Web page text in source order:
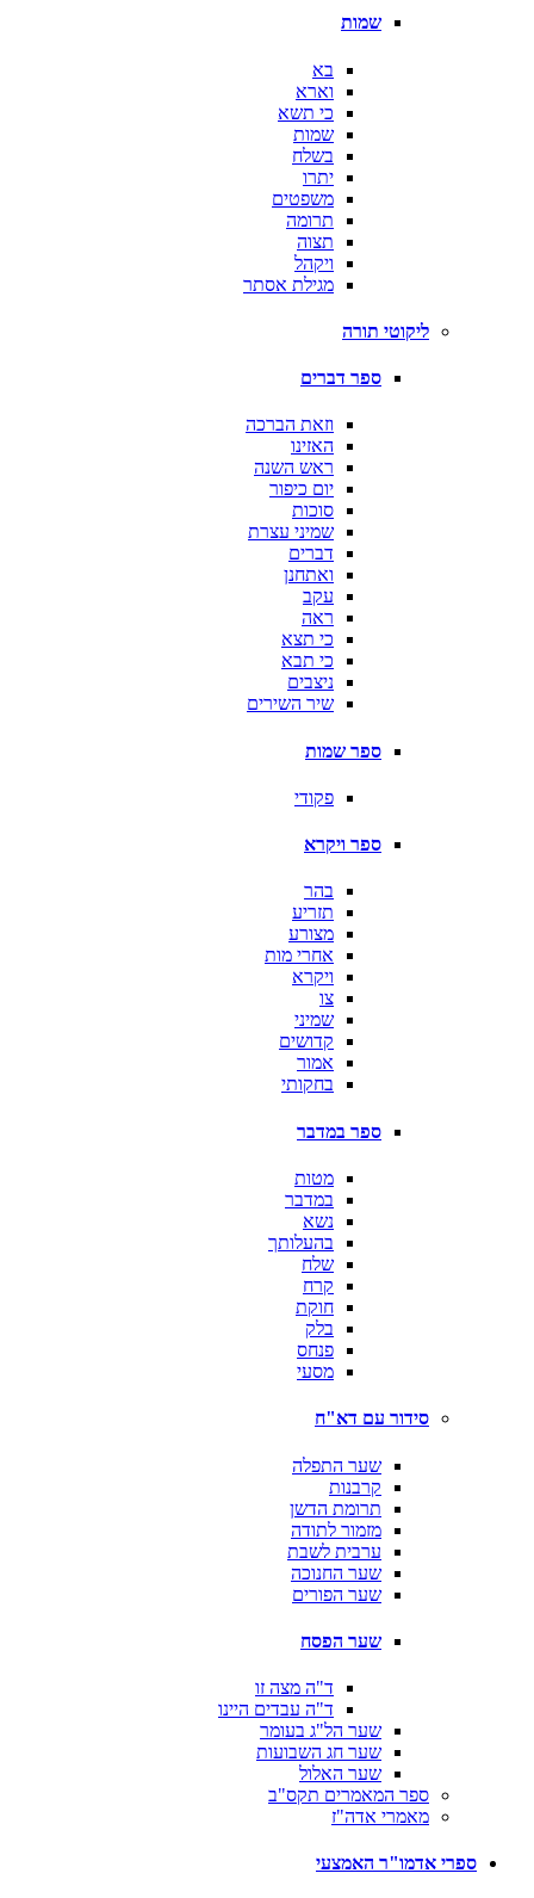
שמות
בא
וארא
כי תשא
שמות
בשלח
יתרו
משפטים
תרומה
תצוה
ויקהל
מגילת אסתר
ליקוטי תורה
ספר דברים
וזאת הברכה
האזינו
ראש השנה
יום כיפור
סוכות
שמיני עצרת
דברים
ואתחנן
עקב
ראה
כי תצא
כי תבא
ניצבים
שיר השירים
ספר שמות
פקודי
ספר ויקרא
בהר
תזריע
מצורע
אחרי מות
ויקרא
צו
שמיני
קדושים
אמור
בחקותי
ספר במדבר
מטות
במדבר
נשא
בהעלותך
שלח
קרח
חוקת
בלק
פנחס
מסעי
סידור עם דא"ח
שער התפלה
קרבנות
תרומת הדשן
מזמור לתודה
ערבית לשבת
שער החנוכה
שער הפורים
שער הפסח
ד"ה מצה זו
ד"ה עבדים היינו
שער הל"ג בעומר
שער חג השבועות
שער האלול
ספר המאמרים תקס"ב
מאמרי אדה"ז
ספרי אדמו"ר האמצעי